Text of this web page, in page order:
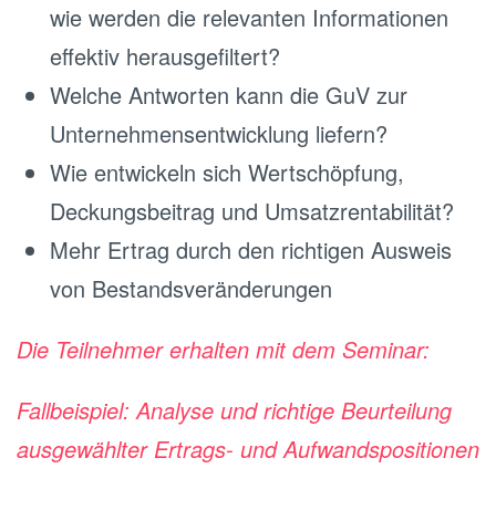
wie werden die relevanten Informationen
effektiv herausgefiltert?
Welche Antworten kann die GuV zur
Unternehmensentwicklung liefern?
Wie entwickeln sich Wertschöpfung,
Deckungsbeitrag und Umsatzrentabilität?
Mehr Ertrag durch den richtigen Ausweis
von Bestandsveränderungen
Die Teilnehmer erhalten mit dem Seminar:
Fallbeispiel: Analyse und richtige Beurteilung
ausgewählter Ertrags- und Aufwandspositionen